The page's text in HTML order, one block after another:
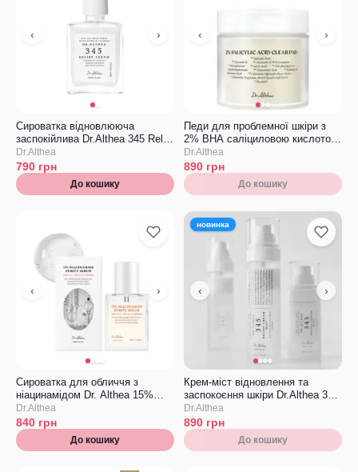
‹ ›
Сироватка відновлююча
заспокійлива Dr.Althea 345 Relief
Serum
Dr.Althea
790 грн
До кошику
‹ ›
Педи для проблемної шкіри з
2% BHA саліциловою кислотою
Dr. Althea 2% Salicylic Acid Clear
Pad
Dr.Althea
890 грн
До кошику
‹ ›
Сироватка для обличчя з
ніацинамідом Dr. Althea 15%
Niacinamide Purity Serum
Dr.Althea
840 грн
До кошику
новинка
‹ ›
Крем-міст відновлення та
заспокоєння шкіри Dr.Althea 345
Relief Cream Mist
Dr.Althea
890 грн
До кошику